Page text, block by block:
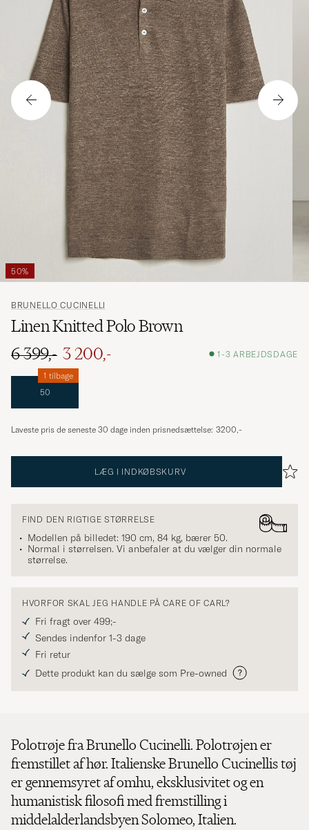
50%
BRUNELLO CUCINELLI
Linen Knitted Polo Brown
6 399,- 3 200,- 1-3 ARBEJDSDAGE
50
1 tilbage
Laveste pris de seneste 30 dage inden prisnedsættelse: 3200,-
LÆG I INDKØBSKURV
FIND DEN RIGTIGE STØRRELSE
Modellen på billedet: 190 cm, 84 kg, bærer 50.
Normal i størrelsen. Vi anbefaler at du vælger din normale
størrelse.
HVORFOR SKAL JEG HANDLE PÅ CARE OF CARL?
Fri fragt over 499;-
Sendes indenfor 1-3 dage
Fri retur
Dette produkt kan du sælge som Pre-owned
Polotrøje fra Brunello Cucinelli. Polotrøjen er
fremstillet af hør. Italienske Brunello Cucinellis tøj
er gennemsyret af omhu, eksklusivitet og en
humanistisk filosofi med fremstilling i
middelalderlandsbyen Solomeo, Italien.